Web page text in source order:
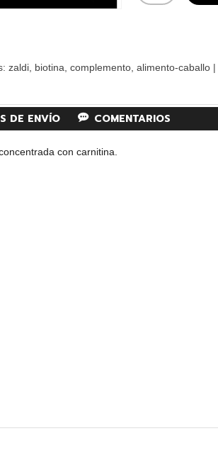
zaldi biotina complemento alimento-caballo |
DE ENVÍO COMENTARIOS
con carnitina.